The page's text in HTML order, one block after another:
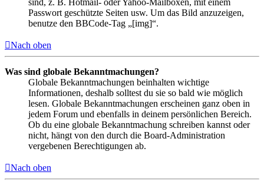
Passwort geschützte Seiten usw. Um das Bild anzuzeigen,
benutze den BBCode-Tag „[img]“.
Nach oben
Was sind globale Bekanntmachungen?
Globale Bekanntmachungen beinhalten wichtige
Informationen, deshalb solltest du sie so bald wie möglich
lesen. Globale Bekanntmachungen erscheinen ganz oben in
jedem Forum und ebenfalls in deinem persönlichen Bereich.
Ob du eine globale Bekanntmachung schreiben kannst oder
nicht, hängt von den durch die Board-Administration
vergebenen Berechtigungen ab.
Nach oben